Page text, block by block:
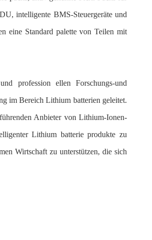
intelligente BMS-Steuergeräte und
eine Standard palette von Teilen mit
profession ellen Forschungs-und
im Bereich Lithium batterien geleitet.
Anbieter von Lithium-Ionen-
Lithium batterie produkte zu
Wirtschaft zu unterstützen, die sich